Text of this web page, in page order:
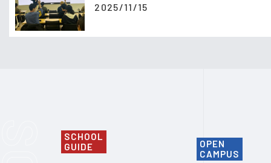
2025/11/15
SCHOOL
GUIDE
OPEN
CAMPUS